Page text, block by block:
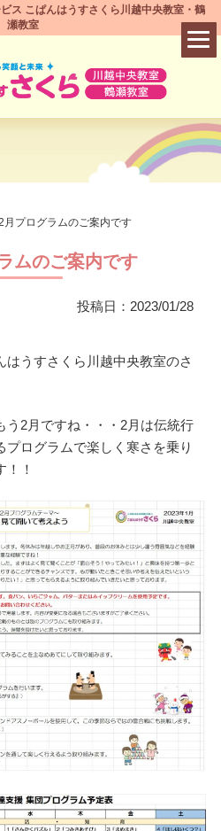
ス こぱんはうすさくら川越中央教室・鶴
瀬教室
月プログラムのご案内です
ムのご案内です
投稿日：2023/01/28
はうすさくら川越中央教室のさ
う2月ですね・・・2月は伝統行
ログラムで楽しく寒さを乗り
！